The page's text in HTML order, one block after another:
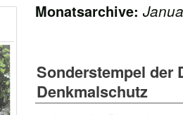
Monatsarchive:
Sonderstempel der
Denkmalschutz